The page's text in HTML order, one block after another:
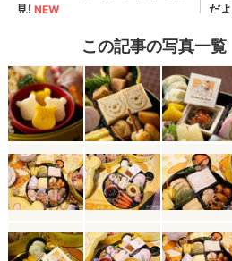
この記事の写真一覧